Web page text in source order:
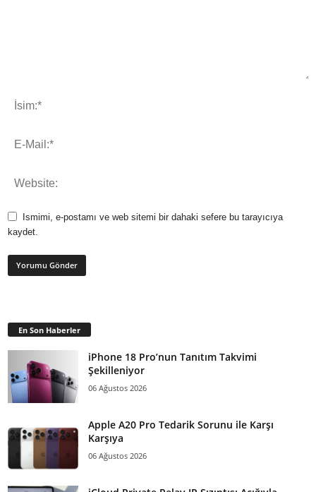
Ismimi, e-postamı ve web sitemi bir dahaki sefere bu tarayıcıya
kaydet.
En Son Haberler
iPhone 18 Pro’nun Tanıtım Takvimi
Şekilleniyor
06 Ağustos 2026
Apple A20 Pro Tedarik Sorunu ile Karşı
Karşıya
06 Ağustos 2026